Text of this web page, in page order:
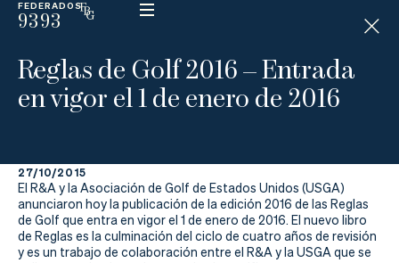
FEDERADOS
9393
ESP
N
D
C
La
Reglas de Golf 2016 – Entrada
en vigor el 1 de enero de 2016
27/10/2015
El R&A y la Asociación de Golf de Estados Unidos (USGA)
anunciaron hoy la publicación de la edición 2016 de las Reglas
de Golf que entra en vigor el 1 de enero de 2016. El nuevo libro
de Reglas es la culminación del ciclo de cuatro años de revisión
y es un trabajo de colaboración entre el R&A y la USGA que se